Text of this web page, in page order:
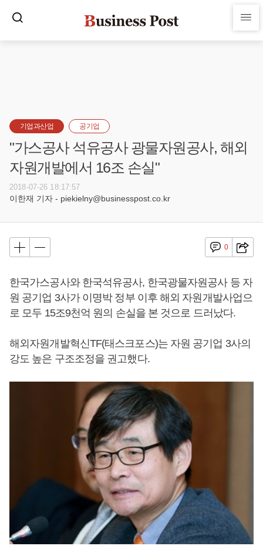
기업과산업 공기업
"가스공사 석유공사 광물자원공사, 해외
자원개발에서 16조 손실"
2018-07-26 18:17:57
이한재 기자 - piekielny@businesspost.co.kr
0
한국가스공사와 한국석유공사, 한국광물자원공사 등 자
원 공기업 3사가 이명박 정부 이후 해외 자원개발사업으
로 모두 15조9천억 원의 손실을 본 것으로 드러났다.
해외자원개발혁신TF(태스크포스)는 자원 공기업 3사의
강도 높은 구조조정을 권고했다.